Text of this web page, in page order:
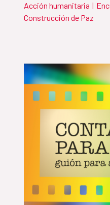
Acción humanitaria |
Construcción de Paz